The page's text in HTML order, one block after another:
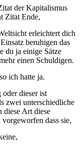
der Kapitalismus
Zitat Ende,
erleichtert dich
beruhigen das
du ja einige Sätze
einen Schuldigen.
ich hatte ja.
dieser ist
zwei unterschiedliche
diese Art diese
dass sie,